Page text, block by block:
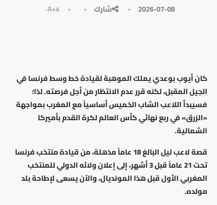
2026-07-08 شارك A+A-
كان أيوب بوعدي يملك الموهبة لقيادة خط وسط فرنسا في
الجيل المقبل، لكنه قرر عدم الانتظار من أجل فرصته. لذا؛
فسيبدأ اللاعب الشاب الخميس أساسياً مع المغرب بمواجهة
«الزرق» في ربع نهائي كأس العالم لكرة القدم بأميركا
الشمالية.
قصة لاعب ليل البالغ 18 عاماً مذهلة، من قيادة منتخب فرنسا
تحت 21 عاماً قبل 3 أشهر، إلى إعلان ولائه الدولي للمنتخب
المغربي الأول قبل هذا المونديال، والآن يسعى لإطاحة بلد
مولده.